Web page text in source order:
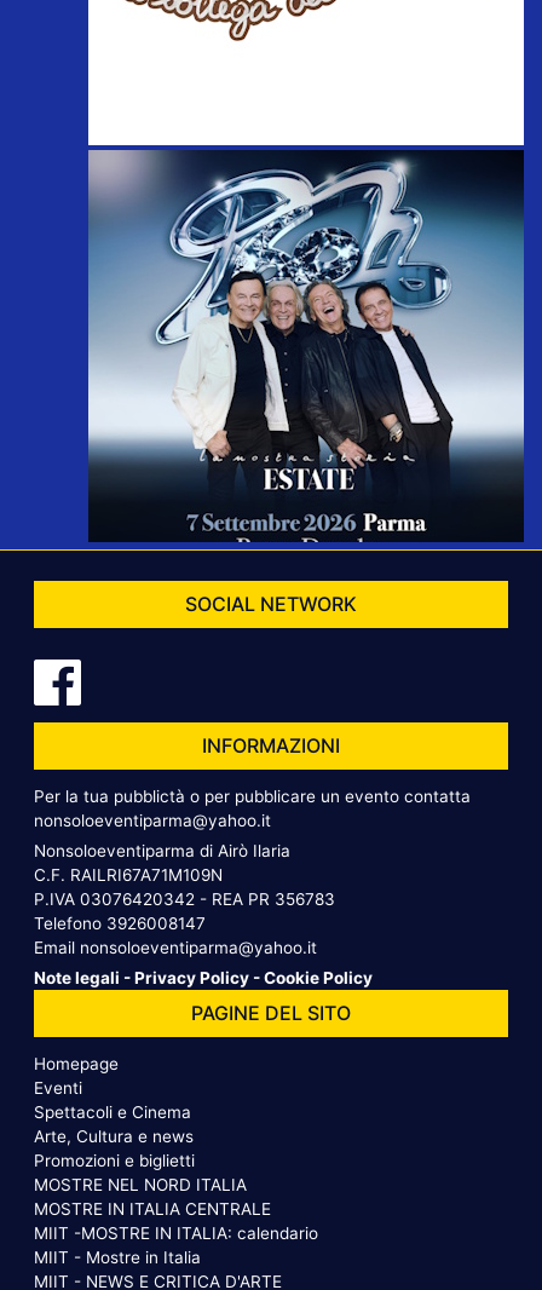
SOCIAL NETWORK
INFORMAZIONI
Per la tua pubblictà o per pubblicare un evento contatta
nonsoloeventiparma@yahoo.it
Nonsoloeventiparma di Airò Ilaria
C.F. RAILRI67A71M109N
P.IVA 03076420342 - REA PR 356783
Telefono 3926008147
Email nonsoloeventiparma@yahoo.it
Note legali -Privacy Policy -Cookie Policy
PAGINE DEL SITO
Homepage
Eventi
Spettacoli e Cinema
Arte, Cultura e news
Promozioni e biglietti
MOSTRE NEL NORD ITALIA
MOSTRE IN ITALIA CENTRALE
MIIT -MOSTRE IN ITALIA: calendario
MIIT - Mostre in Italia
MIIT - NEWS E CRITICA D'ARTE